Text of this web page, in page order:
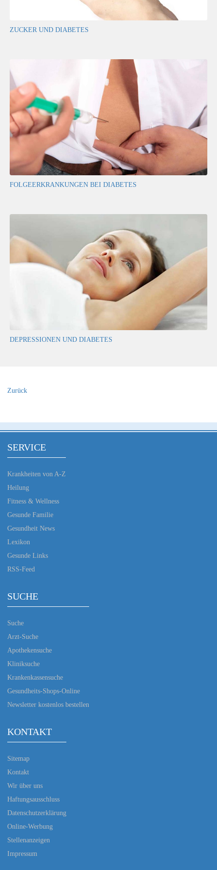
ZUCKER UND DIABETES
FOLGEERKRANKUNGEN BEI DIABETES
DEPRESSIONEN UND DIABETES
Zurück
SERVICE
Krankheiten von A-Z
Heilung
Fitness & Wellness
Gesunde Familie
Gesundheit News
Lexikon
Gesunde Links
RSS-Feed
SUCHE
Suche
Arzt-Suche
Apothekensuche
Kliniksuche
Krankenkassensuche
Gesundheits-Shops-Online
Newsletter kostenlos bestellen
KONTAKT
Sitemap
Kontakt
Wir über uns
Haftungsausschluss
Datenschutzerklärung
Online-Werbung
Stellenanzeigen
Impressum